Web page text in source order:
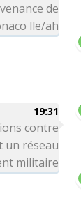
de
lle/ah
19:31
contre
un réseau
militaire